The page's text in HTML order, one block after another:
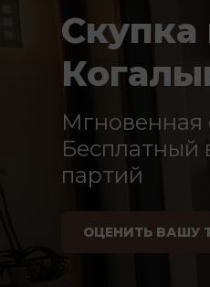
Мгновенная
Бесплатный
партий
ОЦЕНИТЬ ВАШУ